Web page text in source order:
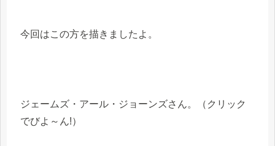
今回はこの方を描きましたよ。
ジェームズ・アール・ジョーンズさん。（クリック
でびよ～ん!）